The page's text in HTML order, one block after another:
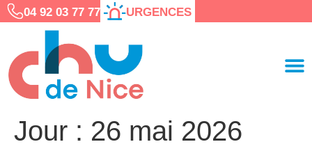
04 92 03 77 77 URGENCES
Jour : 26 mai 2026